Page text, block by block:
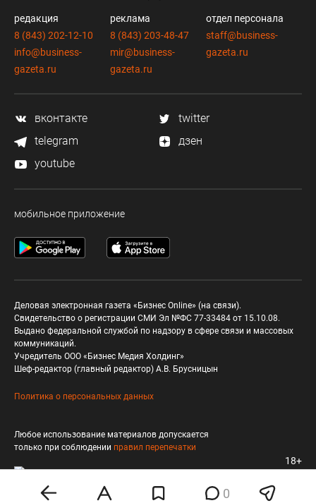
0
редакция
8 (843) 202-12-10
info@business-
gazeta.ru
реклама
8 (843) 203-48-47
mir@business-
gazeta.ru
отдел персонала
staff@business-
gazeta.ru
вконтакте
twitter
telegram
дзен
youtube
мобильное приложение
Деловая электронная газета «Бизнес Online» (на связи).
Свидетельство о регистрации СМИ Эл №ФС 77-33484 от 15.10.08.
Выдано федеральной службой по надзору в сфере связи и массовых
коммуникаций.
Учредитель ООО «Бизнес Медия Холдинг»
Шеф-редактор (главный редактор) А.В. Брусницын
Политика о персональных данных
Любое использование материалов допускается
только при соблюдении правил перепечатки
18+